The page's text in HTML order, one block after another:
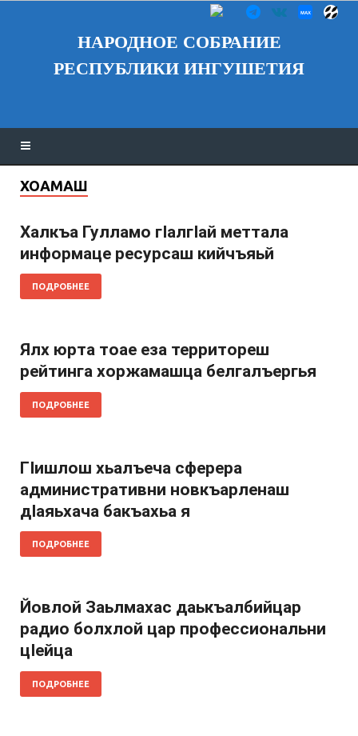
НАРОДНОЕ СОБРАНИЕ
РЕСПУБЛИКИ ИНГУШЕТИЯ
ХОАМАШ
Халкъа Гулламо гӏалгӏай меттала
информаце ресурсаш кийчъяьй
ПОДРОБНЕЕ
Ялх юрта тоае еза территореш
рейтинга хоржамашца белгалъергья
ПОДРОБНЕЕ
Гӏишлош хьалъеча сферера
административни новкъарленаш
дӏаяьхача бакъахьа я
ПОДРОБНЕЕ
Йовлой Заьлмахас даькъалбийцар
радио болхлой цар профессиональни
цӏейца
ПОДРОБНЕЕ